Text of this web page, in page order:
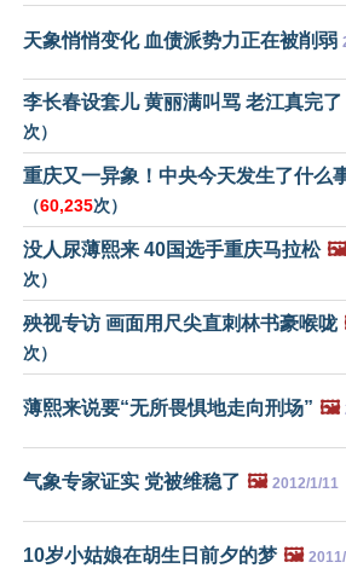
天象悄悄变化 血债派势力正在被削弱
李长春设套儿 黄丽满叫骂 老江真完了
次）
重庆又一异象！中央今天发生了什么
（60,235次）
没人尿薄熙来 40国选手重庆马拉松 🖼️
次）
殃视专访 画面用尺尖直刺林书豪喉咙
次）
薄熙来说要“无所畏惧地走向刑场” 🖼️
气象专家证实 党被维稳了 🖼️ 2012/1/11
10岁小姑娘在胡生日前夕的梦 🖼️